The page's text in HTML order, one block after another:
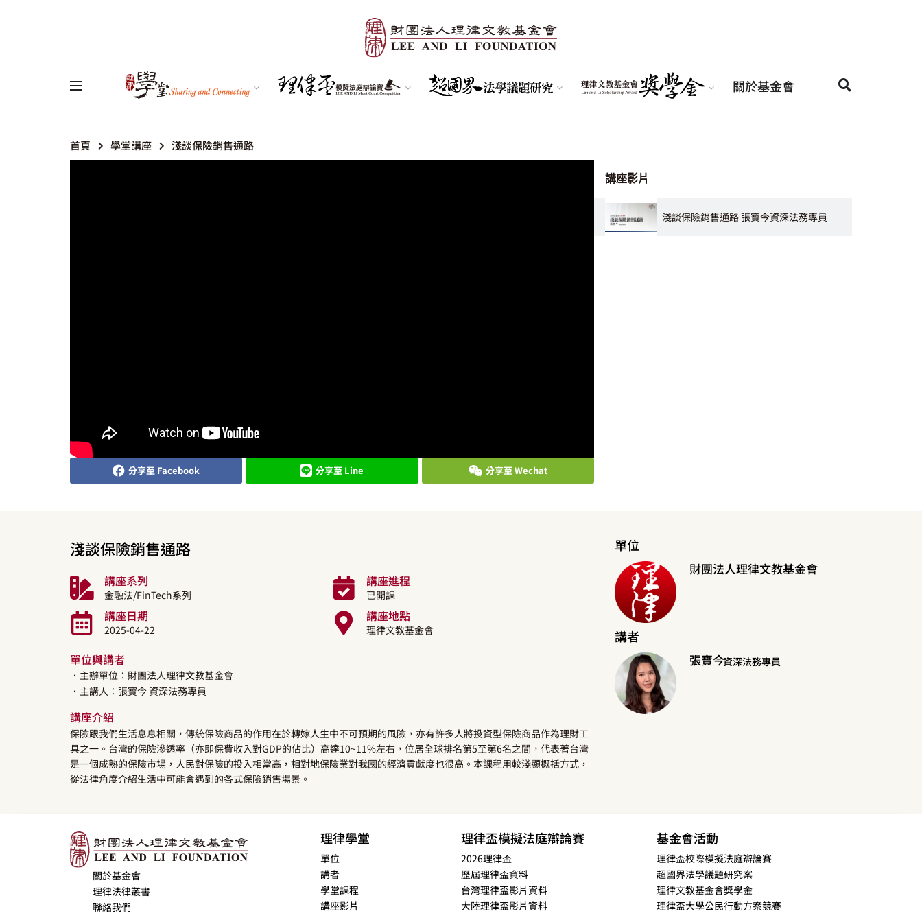
關於基金會
首頁 學堂講座 淺談保險銷售通路
講座影片
淺談保險銷售通路 張寶今資深法務專員
分享至 Facebook 分享至 Line 分享至 Wechat
淺談保險銷售通路
講座系列
金融法/FinTech系列
講座進程
已開課
講座日期
2025-04-22
講座地點
理律文教基金會
單位與講者
．主辦單位：財團法人理律文教基金會
．主講人： 張寶今資深法務專員
講座介紹
保險跟我們生活息息相關，傳統保險商品的作用在於轉嫁人生中不可預期的風險，亦有許多人將投資型保險商品作為理財工
具之一。台灣的保險滲透率（亦即保費收入對GDP的佔比）高達10~11%左右，位居全球排名第5至第6名之間，代表著台灣
是一個成熟的保險市場，人民對保險的投入相當高，相對地保險業對我國的經濟貢獻度也很高。本課程用較淺顯概括方式，
從法律角度介紹生活中可能會遇到的各式保險銷售場景。
單位
財團法人理律文教基金會
講者
張寶今資深法務專員
關於基金會
理律法律叢書
聯絡我們
理律學堂
單位
講者
學堂課程
講座影片
理律盃模擬法庭辯論賽
2026理律盃
歷屆理律盃資料
台灣理律盃影片資料
大陸理律盃影片資料
基金會活動
理律盃校際模擬法庭辯論賽
超國界法學議題研究案
理律文教基金會獎學金
理律盃大學公民行動方案競賽